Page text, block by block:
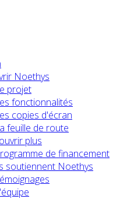
Noethys
projet
fonctionnalités
copies d'écran
feuille de route
plus
de financement
soutiennent Noethys